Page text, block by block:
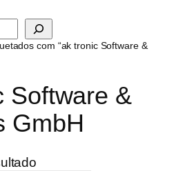
com “ak tronic Software &
Software &
GmbH